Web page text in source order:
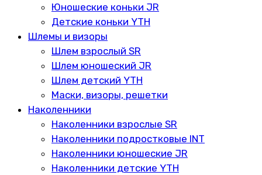
Юношеские коньки JR
Детские коньки YTH
Шлемы и визоры
Шлем взрослый SR
Шлем юношеский JR
Шлем детский YTH
Маски, визоры, решетки
Наколенники
Наколенники взрослые SR
Наколенники подростковые INT
Наколенники юношеские JR
Наколенники детские YTH